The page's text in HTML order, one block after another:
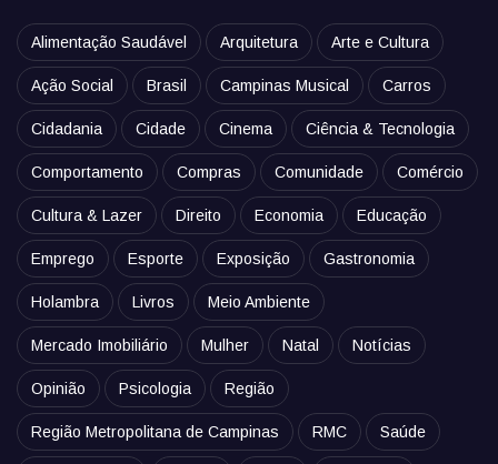
Alimentação Saudável Arquitetura Arte e Cultura
Ação Social Brasil Campinas Musical Carros
Cidadania Cidade Cinema Ciência & Tecnologia
Comportamento Compras Comunidade Comércio
Cultura & Lazer Direito Economia Educação
Emprego Esporte Exposição Gastronomia
Holambra Livros Meio Ambiente
Mercado Imobiliário Mulher Natal Notícias
Opinião Psicologia Região
Região Metropolitana de Campinas RMC Saúde